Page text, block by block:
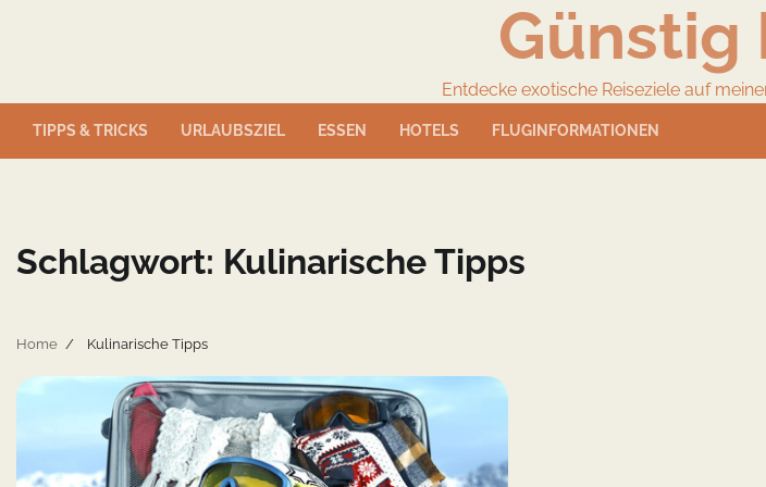
Günstig
Entdecke exotische Reiseziele auf
TIPPS & TRICKS URLAUBSZIEL ESSEN HOTELS FLUGINFORMATIONEN
Schlagwort: Kulinarische Tipps
Home Kulinarische Tipps